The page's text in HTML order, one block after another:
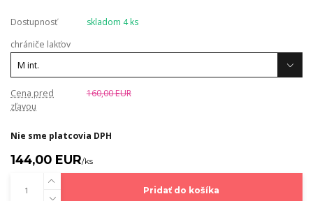
Dostupnosť
skladom 4 ks
chrániče lakťov
Cena pred
zľavou
160,00 EUR
Nie sme platcovia DPH
144,00 EUR/ks
Pridať do košíka